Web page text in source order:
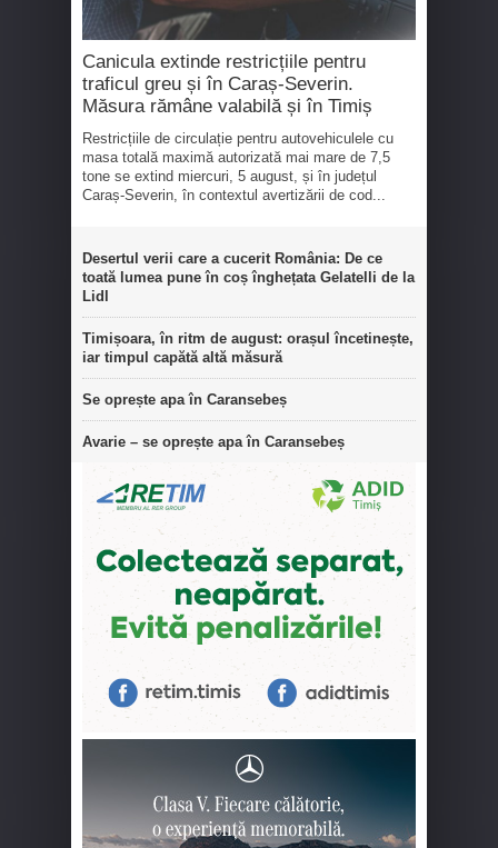
Canicula extinde restricțiile pentru
traficul greu și în Caraș-Severin.
Măsura rămâne valabilă și în Timiș
Restricțiile de circulație pentru autovehiculele cu
masa totală maximă autorizată mai mare de 7,5
tone se extind miercuri, 5 august, și în județul
Caraș-Severin, în contextul avertizării de cod...
Desertul verii care a cucerit România: De ce
toată lumea pune în coș înghețata Gelatelli de la
Lidl
Timișoara, în ritm de august: orașul încetinește,
iar timpul capătă altă măsură
Se oprește apa în Caransebeș
Avarie – se oprește apa în Caransebeș